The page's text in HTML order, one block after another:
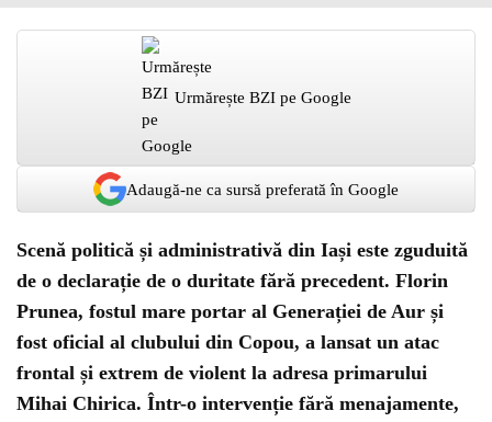
Urmărește BZI pe Google
Adaugă-ne ca sursă preferată în Google
Scenă politică și administrativă din Iași este zguduită
de o declarație de o duritate fără precedent. Florin
Prunea, fostul mare portar al Generației de Aur și
fost oficial al clubului din Copou, a lansat un atac
frontal și extrem de violent la adresa primarului
Mihai Chirica. Într-o intervenție fără menajamente,